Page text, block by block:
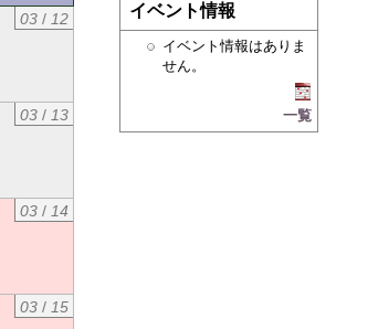
03/ 12
03/ 13
03/ 14
03/ 15
イベント情報
イベント情報はありま
せん。
一覧